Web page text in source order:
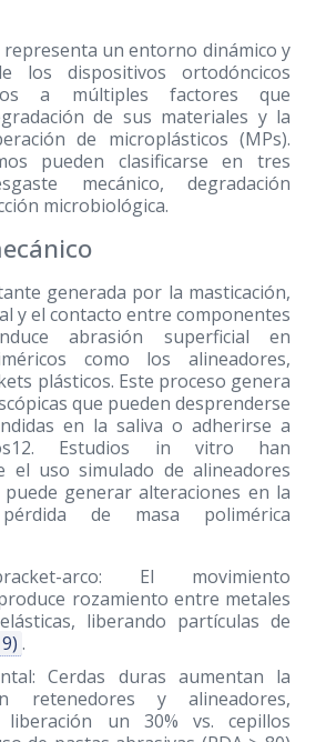
representa un entorno dinámico y
los dispositivos ortodóncicos
a múltiples factores que
de sus materiales y la
de microplásticos (MPs).
pueden clasificarse en tres
mecánico, degradación
microbiológica.
generada por la masticación,
y el contacto entre componentes
abrasión superficial en
como los alineadores,
plásticos. Este proceso genera
que pueden desprenderse
en la saliva o adherirse a
Estudios in vitro han
el uso simulado de alineadores
generar alteraciones en la
de masa polimérica
arco: El movimiento
rozamiento entre metales
liberando partículas de
.
Cerdas duras aumentan la
retenedores y alineadores,
liberación un 30% vs. cepillos